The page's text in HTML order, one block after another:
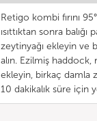
Retigo kombi fırını
ısıttıktan sonra
zeytinyağı ekleyin ve
alın. Ezilmiş
ekleyin, birkaç damla
10 dakikalık süre için